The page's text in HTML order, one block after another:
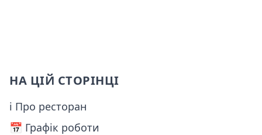
НА ЦІЙ СТОРІНЦІ
ℹ Про ресторан
📅️ Графік роботи